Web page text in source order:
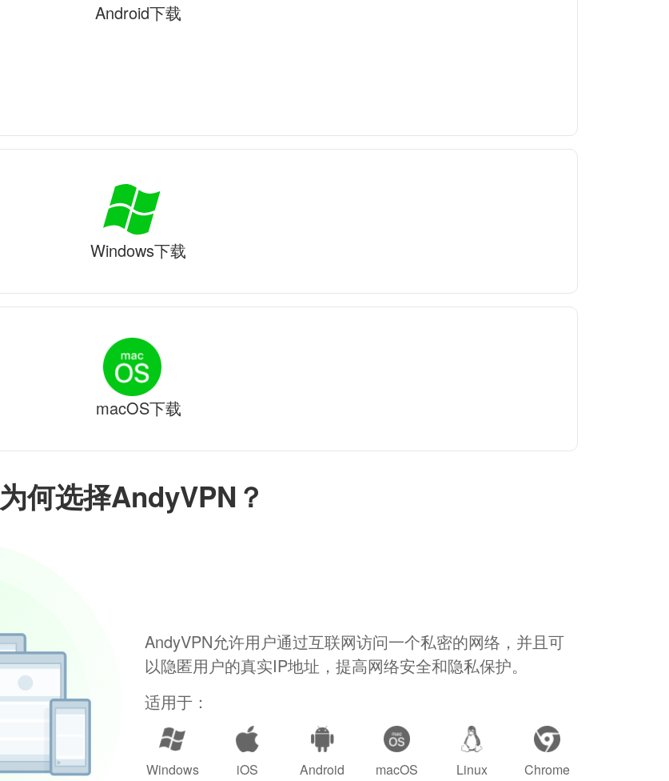
为何选择AndyVPN？
AndyVPN允许用户通过互联网访问一个私密的网络，并且可
以隐匿用户的真实IP地址，提高网络安全和隐私保护。
适用于：
Windows iOS Android macOS Linux Chrome
Android下载
Windows下载
macOS下载